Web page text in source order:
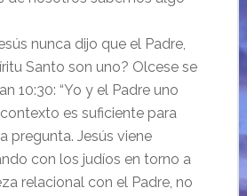
nunca dijo que el Padre,
Santo son uno? Olcese se
10:30: “Yo y el Padre uno
contexto es suficiente para
pregunta. Jesús viene
con los judíos en torno a
relacional con el Padre, no